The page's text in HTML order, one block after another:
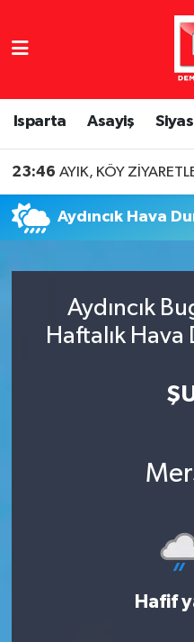
Isparta Asayiş
23:46 AYIK, KÖY
Aydıncık Hava
Aydıncık
Haftalık
Hafif
Isparta Nöbetçi
Isparta Hava Durumu
Tüm Manşetler
Son Dakika